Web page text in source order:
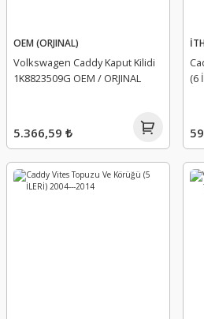
OEM (ORJINAL)
Volkswagen Caddy Kaput Kilidi
1K8823509G OEM / ORJINAL
5.366,59 ₺
(6